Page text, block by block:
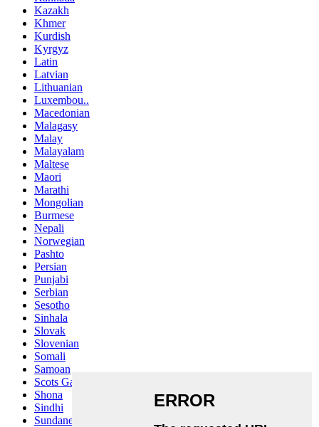
Kazakh
Khmer
Kurdish
Kyrgyz
Latin
Latvian
Lithuanian
Luxembou..
Macedonian
Malagasy
Malay
Malayalam
Maltese
Maori
Marathi
Mongolian
Burmese
Nepali
Norwegian
Pashto
Persian
Punjabi
Serbian
Sesotho
Sinhala
Slovak
Slovenian
Somali
Samoan
Scots Gaelic
Shona
Sindhi
Sundanese